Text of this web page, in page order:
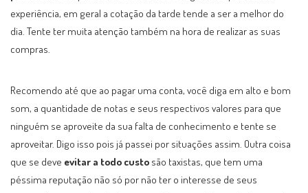
experiência, em geral a cotação da tarde tende a ser a melhor do
dia. Tente ter muita atenção também na hora de realizar as suas
compras.
Recomendo até que ao pagar uma conta, você diga em alto e bom
som, a quantidade de notas e seus respectivos valores para que
ninguém se aproveite da sua falta de conhecimento e tente se
aproveitar. Digo isso pois já passei por situações assim. Outra coisa
que se deve evitar a todo custo são taxistas, que tem uma
péssima reputação não só por não ter o interesse de seus